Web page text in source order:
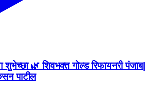
शुभेच्छा 🌿 शिवभक्त गोल्ड रिफायनरी पंजाब|
पाटील